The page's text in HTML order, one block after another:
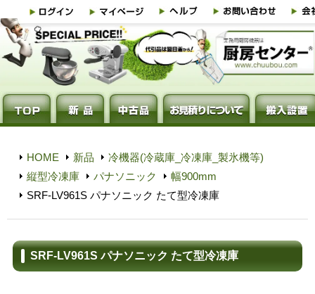
HOME 新品
冷機器(冷蔵庫_冷凍庫_製氷機等)
縦型冷凍庫
パナソニック
幅900mm
SRF-LV961S パナソニック たて型冷凍庫
SRF-LV961S パナソニック たて型冷凍庫